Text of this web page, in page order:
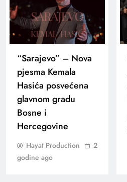
“Sarajevo” – Nova
pjesma Kemala
Hasića posvećena
glavnom gradu
Bosne i
Hercegovine
Hayat Production
2
godine ago